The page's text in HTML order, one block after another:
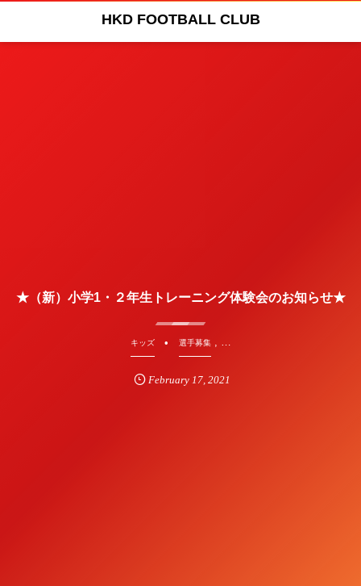
HKD FOOTBALL CLUB
★（新）小学1・２年生トレーニング体験会のお知らせ★
キッズ 選手募集, …
February 17, 2021